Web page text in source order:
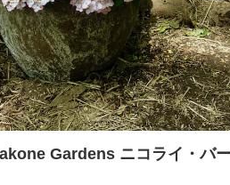
Gardens ニコライ・バ